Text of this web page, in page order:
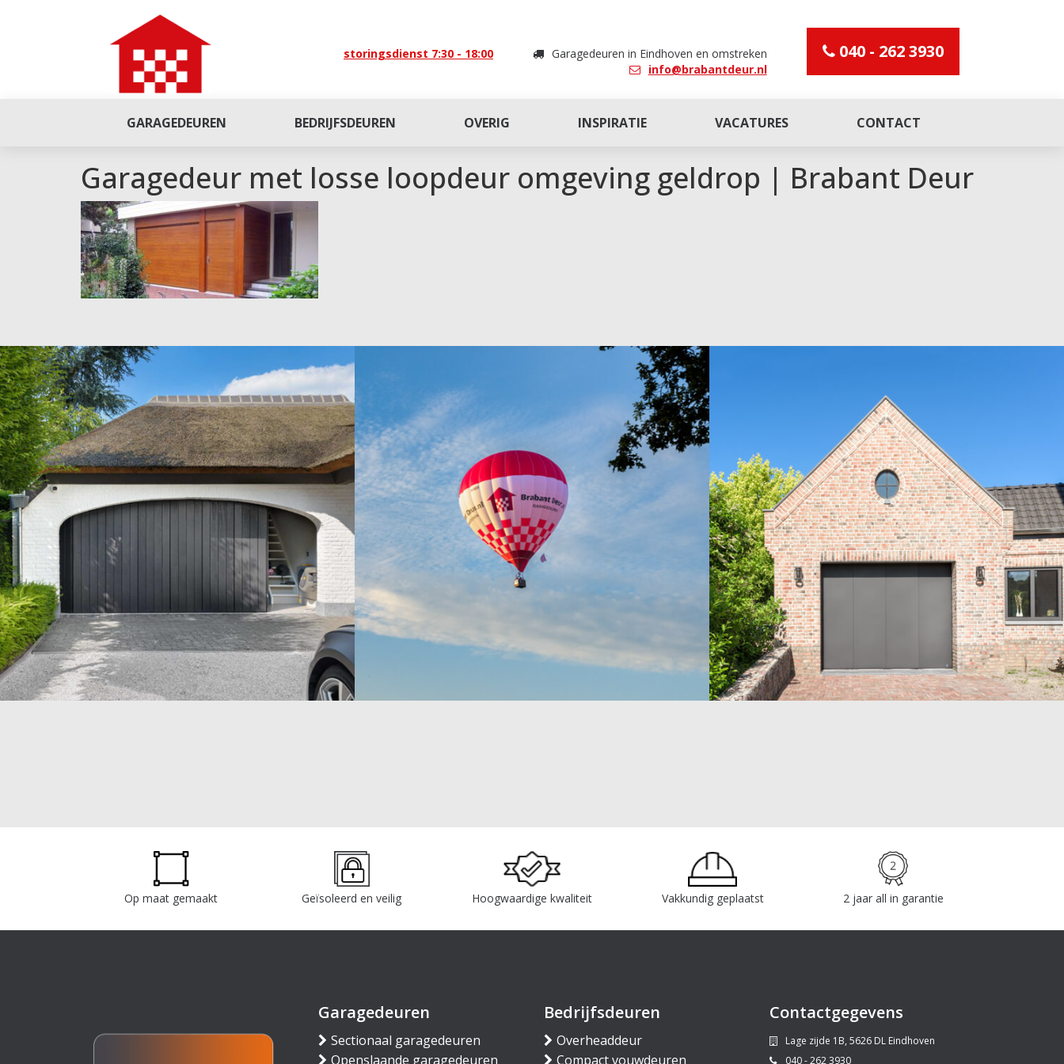
storingsdienst 7:30 - 18:00
Garagedeuren in Eindhoven en omstreken
info@brabantdeur.nl
040 - 262 3930
GARAGEDEUREN BEDRIJFSDEUREN OVERIG INSPIRATIE VACATURES CONTACT
Garagedeur met losse loopdeur omgeving geldrop | Brabant Deur
Op maat gemaakt Geïsoleerd en veilig Hoogwaardige kwaliteit Vakkundig geplaatst 2 jaar all in garantie
Garagedeuren
Sectionaal garagedeuren
Openslaande garagedeuren
Bedrijfsdeuren
Overheaddeur
Compact vouwdeuren
Contactgegevens
Lage zijde 1B, 5626 DL Eindhoven
040 - 262 3930